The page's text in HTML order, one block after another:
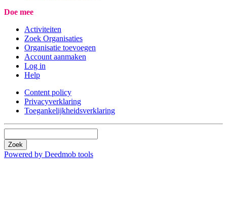
Doe mee
Activiteiten
Zoek Organisaties
Organisatie toevoegen
Account aanmaken
Log in
Help
Content policy
Privacyverklaring
Toegankelijkheidsverklaring
Zoek
Powered by Deedmob tools